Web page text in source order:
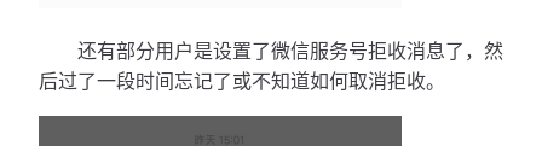
还有部分用户是设置了微信服务号拒收消息了，然
后过了一段时间忘记了或不知道如何取消拒收。